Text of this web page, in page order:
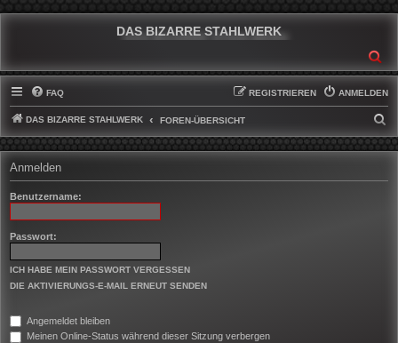
DAS BIZARRE STAHLWERK
FAQ ANMELDEN
REGISTRIEREN
DAS BIZARRE STAHLWERK FOREN-ÜBERSICHT
U
H
Anmelden
Benutzername:
Passwort:
ICH HABE MEIN PASSWORT VERGESSEN
DIE AKTIVIERUNGS-E-MAIL ERNEUT SENDEN
Angemeldet bleiben
Meinen Online-Status während dieser Sitzung verbergen